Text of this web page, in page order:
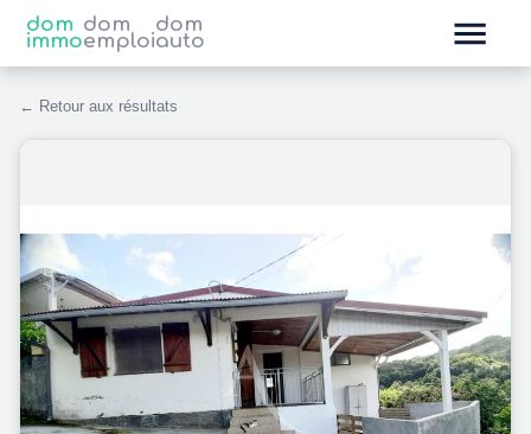
dom
immo
dom
emploi
dom
auto
← Retour aux résultats